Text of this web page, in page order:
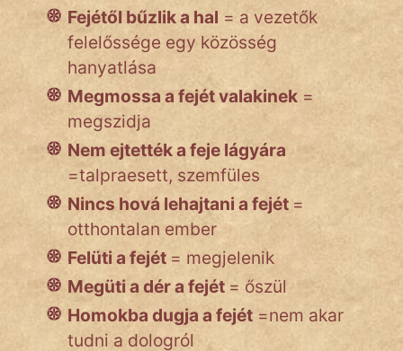
cinege
fantom
Jób Gedeon
Láron Ádám
mikkamakka
nagyöreg
Fejétől bűzlik a hal = a vezetők
felelőssége egy közösség
hanyatlása
Megmossa a fejét valakinek =
megszidja
Nem ejtették a feje lágyára
=talpraesett, szemfüles
Nincs hová lehajtani a fejét =
otthontalan ember
Felüti a fejét = megjelenik
Megüti a dér a fejét = őszül
Homokba dugja a fejét =nem akar
tudni a dologról